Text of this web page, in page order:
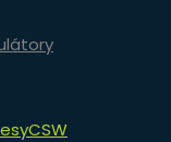
CSW